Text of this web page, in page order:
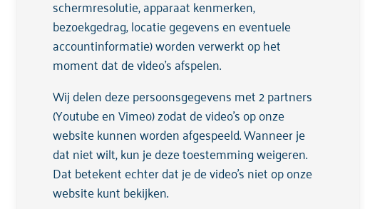
Sinai Centrum
complexe traumagerelateerde klachten en
PTSS. Cliëntenraad Arkin komt ook op voor
cliënten van het Sinai Centrum.
schermresolutie, apparaat kenmerken,
bezoekgedrag, locatie gegevens en eventuele
accountinformatie) worden verwerkt op het
moment dat de video's afspelen.
Wij delen deze persoonsgegevens met 2 partners
(Youtube en Vimeo) zodat de video's op onze
website kunnen worden afgespeeld. Wanneer je
dat niet wilt, kun je deze toestemming weigeren.
Dat betekent echter dat je de video’s niet op onze
website kunt bekijken.